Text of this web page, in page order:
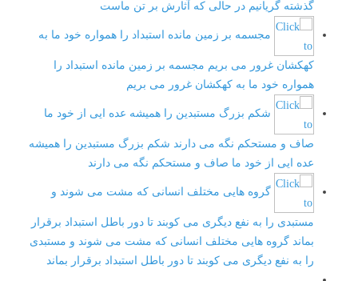
گذشته گریانیم در حالی که آثارش بر تن ماست
مجسمه بر زمین مانده استبداد را همواره خود ما به
کهکشان غرور می بریم مجسمه بر زمین مانده استبداد را
همواره خود ما به کهکشان غرور می بریم
شکم بزرگ مستبدین را همیشه عده ایی از خود ما
صاف و مستحکم نگه می دارند شکم بزرگ مستبدین را همیشه
عده ایی از خود ما صاف و مستحکم نگه می دارند
گروه هایی مختلف انسانی که مشت می شوند و
مستبدی را به نفع دیگری می کوبند تا دور باطل استبداد برقرار
بماند گروه هایی مختلف انسانی که مشت می شوند و مستبدی
را به نفع دیگری می کوبند تا دور باطل استبداد برقرار بماند